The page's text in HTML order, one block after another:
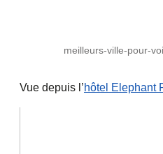
meilleurs-ville-pour-
Vue depuis l’hôtel Elephant